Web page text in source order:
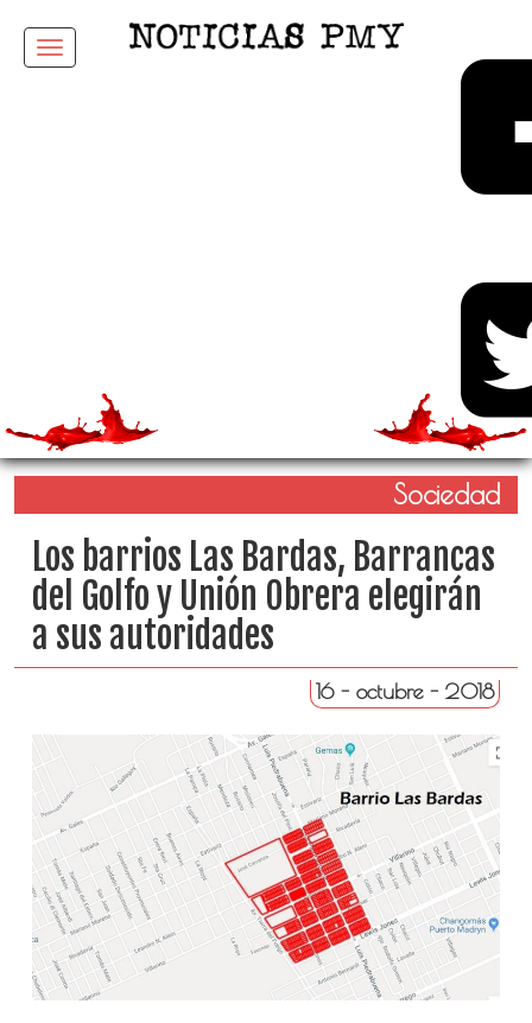
Menu
Sociedad
Los barrios Las Bardas, Barrancas
del Golfo y Unión Obrera elegirán
a sus autoridades
16 - octubre - 2018